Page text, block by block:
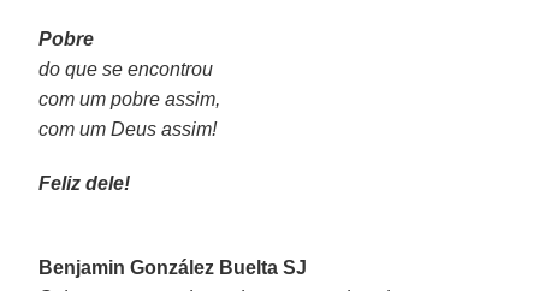
Pobre
do que se encontrou
com um pobre assim,
com um Deus assim!
Feliz dele!
Benjamin González Buelta SJ